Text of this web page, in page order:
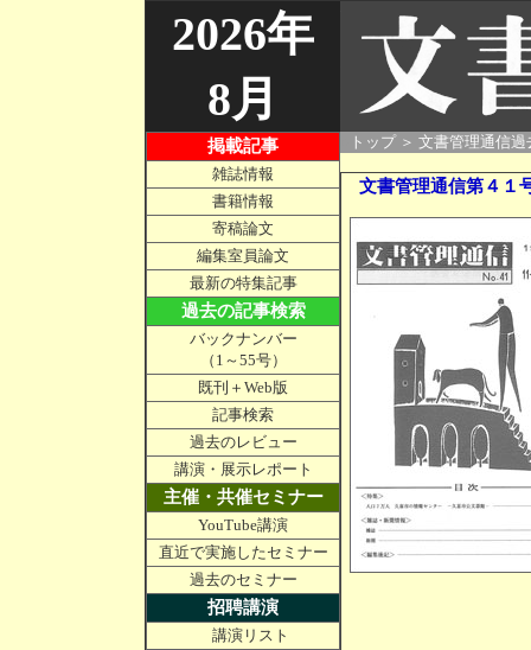
2026年
8月
掲載記事
雑誌情報
書籍情報
寄稿論文
編集室員論文
最新の特集記事
過去の記事検索
バックナンバー
（1～55号）
既刊＋Web版
記事検索
過去のレビュー
講演・展示レポート
主催・共催セミナー
YouTube講演
直近で実施したセミナー
過去のセミナー
招聘講演
講演リスト
トップ ＞ 文書管理通信過
文書管理通信第４１